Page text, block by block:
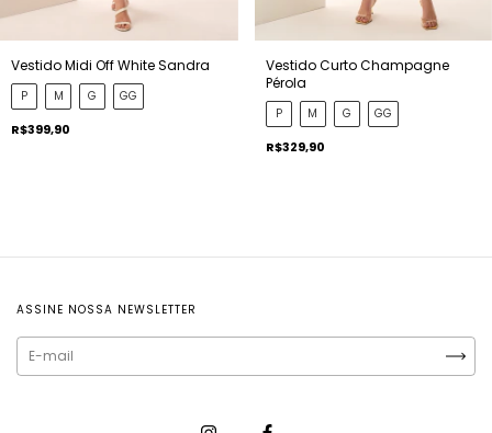
Vestido Midi Off White Sandra
P M G GG
R$399,90
Vestido Curto Champagne
Pérola
P M G GG
R$329,90
ASSINE NOSSA NEWSLETTER